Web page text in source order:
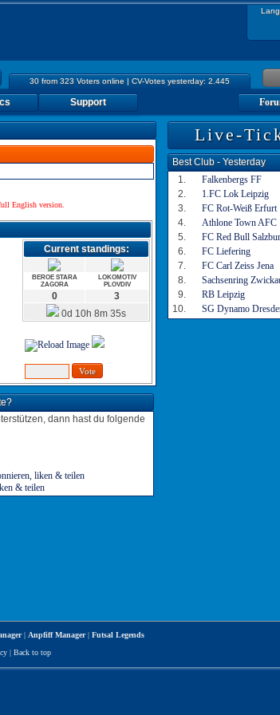
30 from 323 Voters online | CV-Votes yesterday: 2.445
Support
English version.
Current standings:
BEROE STARA
ZAGORA
LOKOMOTIV
PLOVDIV
0
3
0d 10h 8m 35s
dann hast du folgende
liken & teilen
& teilen
Live-
Best Club - Yesterday
1.
Falkenbergs FF
2.
1.FC Lok Leipzig
3.
FC Rot-Weiß Erfurt
4.
Athlone Town AFC
5.
FC Red Bull
6.
FC Liefering
7.
FC Carl Zeiss Jena
8.
Sachsenring
9.
RB Leipzig
10.
SG Dynamo
| Anpfiff Manager| Futsal Legends
| Back to top